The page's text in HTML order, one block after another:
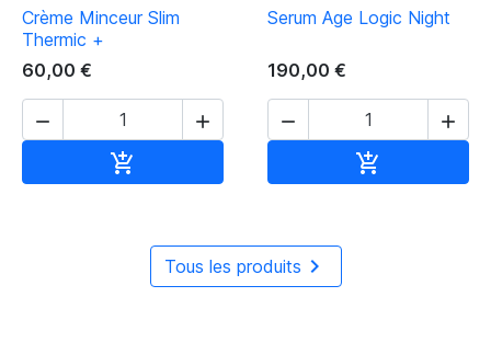
Crème Minceur Slim
Thermic +
60,00 €
 

Serum Age Logic Night
190,00 €
 

Tous les produits 